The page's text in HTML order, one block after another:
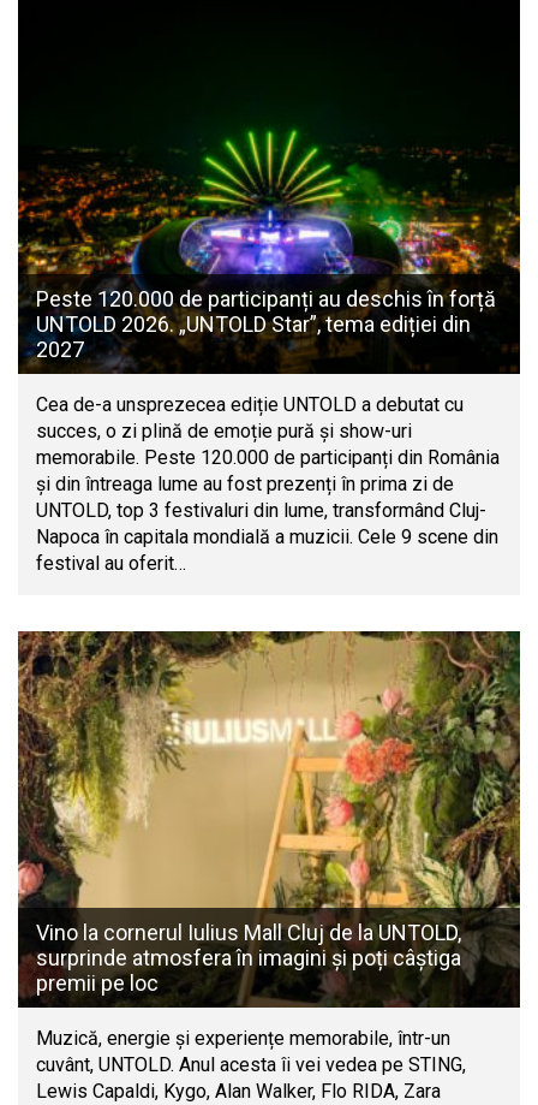
Peste 120.000 de participanți au deschis în forță
UNTOLD 2026. „UNTOLD Star”, tema ediției din
2027
Cea de-a unsprezecea ediție UNTOLD a debutat cu
succes, o zi plină de emoție pură și show-uri
memorabile. Peste 120.000 de participanți din România
și din întreaga lume au fost prezenți în prima zi de
UNTOLD, top 3 festivaluri din lume, transformând Cluj-
Napoca în capitala mondială a muzicii. Cele 9 scene din
festival au oferit…
Vino la cornerul Iulius Mall Cluj de la UNTOLD,
surprinde atmosfera în imagini și poți câștiga
premii pe loc
Muzică, energie și experiențe memorabile, într-un
cuvânt, UNTOLD. Anul acesta îi vei vedea pe STING,
Lewis Capaldi, Kygo, Alan Walker, Flo RIDA, Zara